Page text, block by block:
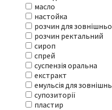
масло
настойка
розчин для
розчин ректальний
сироп
спрей
суспензія оральна
екстракт
емульсія для
супозиторії
пластир